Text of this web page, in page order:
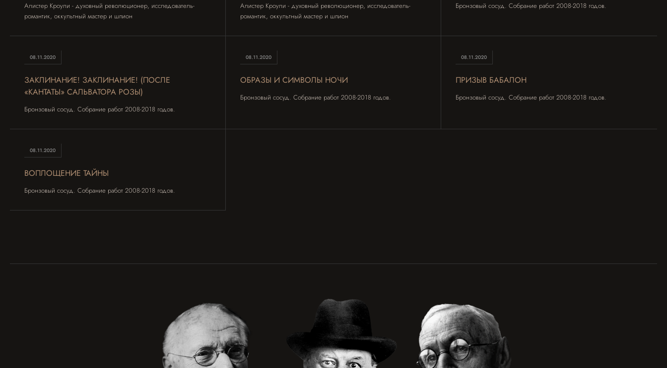
Алистер Кроули - духовный революционер, исследователь-
романтик, оккультный мастер и шпион
Алистер Кроули - духовный революционер, исследователь-
романтик, оккультный мастер и шпион
Бронзовый сосуд. Собрание работ 2008-2018 годов.
08.11.2020
ЗАКЛИНАНИЕ! ЗАКЛИНАНИЕ! (ПОСЛЕ
«КАНТАТЫ» САЛЬВАТОРА РОЗЫ)
Бронзовый сосуд. Собрание работ 2008-2018 годов.
08.11.2020
ОБРАЗЫ И СИМВОЛЫ НОЧИ
Бронзовый сосуд. Собрание работ 2008-2018 годов.
08.11.2020
ПРИЗЫВ БАБАЛОН
Бронзовый сосуд. Собрание работ 2008-2018 годов.
08.11.2020
ВОПЛОЩЕНИЕ ТАЙНЫ
Бронзовый сосуд. Собрание работ 2008-2018 годов.